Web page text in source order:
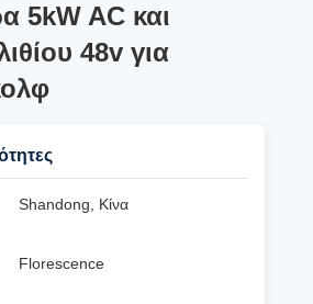
5kW AC και
48v για
Shandong, Κίνα
Florescence